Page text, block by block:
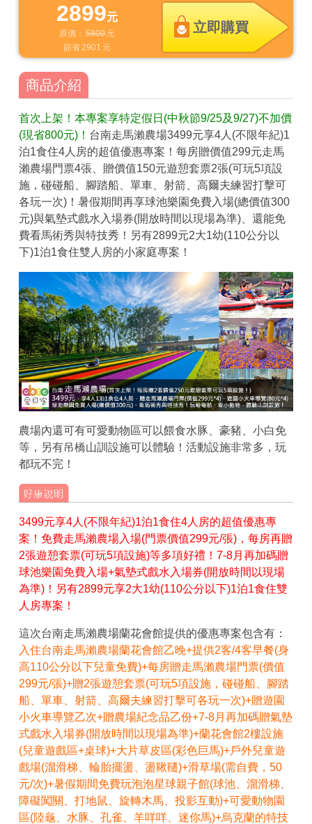
2899元
原價： 5800元
節省2901 元
立即購買
商品介紹
首次上架！本專案享特定假日(中秋節9/25及9/27)不加價
(現省800元)！ 台南走馬瀨農場3499元享4人(不限年紀)1
泊1食住4人房的超值優惠專案！每房贈價值299元走馬
瀨農場門票4張、贈價值150元遊憩套票2張(可玩5項設
施，碰碰船、腳踏船、單車、射箭、高爾夫練習打擊可
各玩一次)！暑假期間再享球池樂園免費入場(總價值300
元)與氣墊式戲水入場券(開放時間以現場為準)、還能免
費看馬術秀與特技秀！另有2899元2大1幼(110公分以
下)1泊1食住雙人房的小家庭專案！
農場內還可有可愛動物區可以餵食水豚、豪豬、小白免
等，另有吊橋山訓設施可以體驗！活動設施非常多，玩
都玩不完！
3499元享4人(不限年紀)1泊1食住4人房的超值優惠專
案！免費走馬瀨農場入場(門票價值299元/張)，每房再贈
2張遊憩套票(可玩5項設施)等多項好禮！7-8月再加碼贈
球池樂園免費入場+氣墊式戲水入場券(開放時間以現場
為準)！另有2899元享2大1幼(110公分以下)1泊1食住雙
人房專案！
這次台南走馬瀨農場蘭花會館提供的優惠專案包含有：
入住台南走馬瀨農場蘭花會館乙晚+提供2客/4客早餐(身
高110公分以下兒童免費)+每房贈走馬瀨農場門票(價值
299元/張)+贈2張遊憩套票(可玩5項設施，碰碰船、腳踏
船、單車、射箭、高爾夫練習打擊可各玩一次)+贈遊園
小火車導覽乙次+贈農場紀念品乙份+7-8月再加碼贈氣墊
式戲水入場券(開放時間以現場為準)+蘭花會館2樓設施
(兒童遊戲區+桌球)+大片草皮區(彩色巨馬)+戶外兒童遊
戲場(溜滑梯、輪胎擺盪、盪鞦韆)+滑草場(需自費，50
元/次)+暑假期間免費玩泡泡星球親子館(球池、溜滑梯、
障礙闖關、打地鼠、旋轉木馬、投影互動)+可愛動物園
區(陸龜、水豚、孔雀、羊咩咩、迷你馬)+烏克蘭的特技